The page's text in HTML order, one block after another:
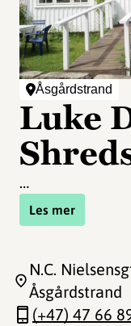
Åsgårdstrand
Luke
…
Les mer
N.C.
Åsgårdstrand
(+47) 47 66